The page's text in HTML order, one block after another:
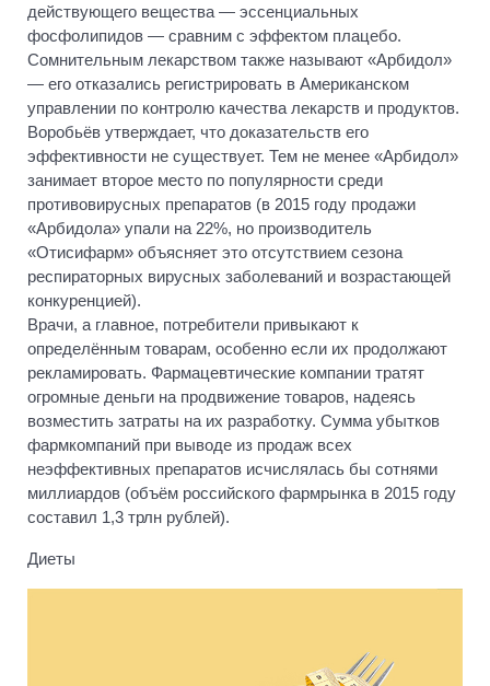
действующего вещества — эссенциальных
фосфолипидов — сравним с эффектом плацебо.
Сомнительным лекарством также называют «Арбидол»
— его отказались регистрировать в Американском
управлении по контролю качества лекарств и продуктов.
Воробьёв утверждает, что доказательств его
эффективности не существует. Тем не менее «Арбидол»
занимает второе место по популярности среди
противовирусных препаратов (в 2015 году продажи
«Арбидола» упали на 22%, но производитель
«Отисифарм» объясняет это отсутствием сезона
респираторных вирусных заболеваний и возрастающей
конкуренцией).
Врачи, а главное, потребители привыкают к
определённым товарам, особенно если их продолжают
рекламировать. Фармацевтические компании тратят
огромные деньги на продвижение товаров, надеясь
возместить затраты на их разработку. Сумма убытков
фармкомпаний при выводе из продаж всех
неэффективных препаратов исчислялась бы сотнями
миллиардов (объём российского фармрынка в 2015 году
составил 1,3 трлн рублей).
Диеты